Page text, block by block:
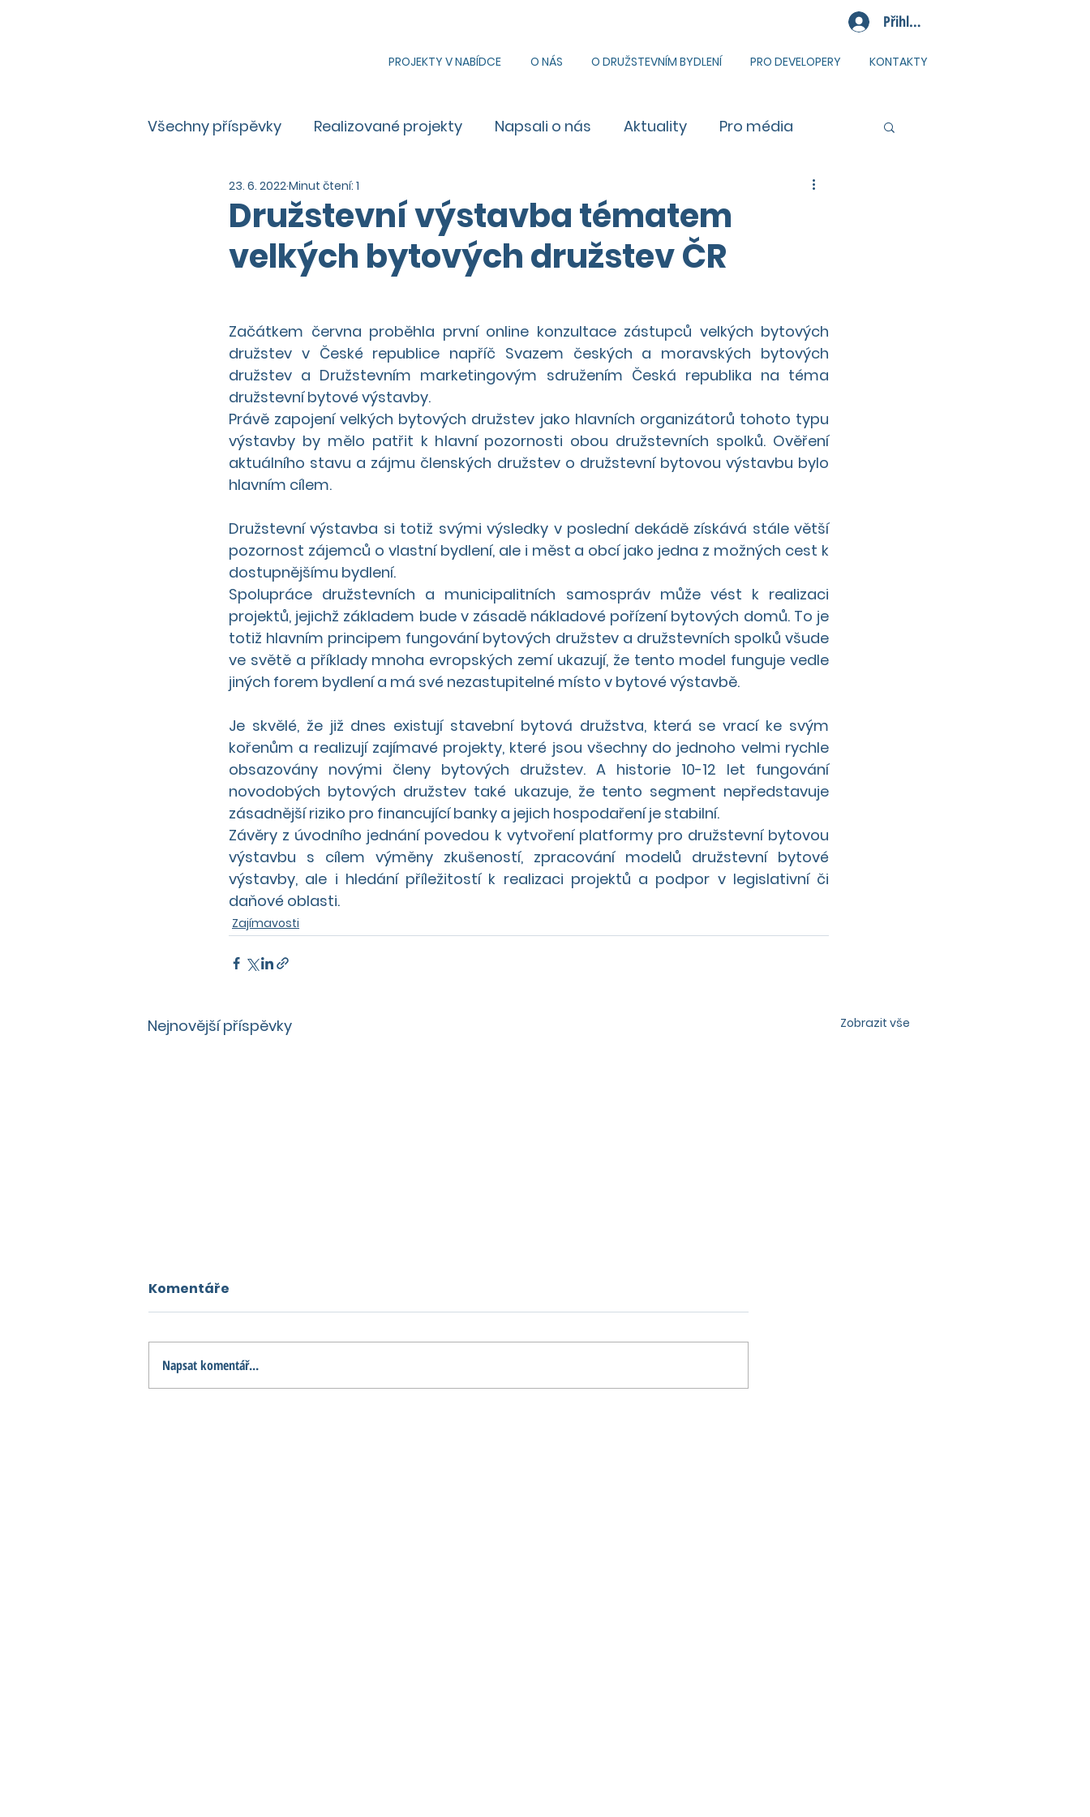
PROJEKTY V NABÍDCE O NÁS O DRUŽSTEVNÍM BYDLENÍ PRO DEVELOPERY KONTAKTY
Přihlásit se
Všechny příspěvky Realizované projekty Napsali o nás Aktuality Pro média
Zajímavosti Aktuality
Družstevní výstavba tématem
velkých bytových družstev ČR
23. 6. 2022Minut čtení: 1
Začátkem června proběhla první online konzultace zástupců velkých bytových
družstev v České republice napříč Svazem českých a moravských bytových
družstev a Družstevním marketingovým sdružením Česká republika na téma
družstevní bytové výstavby.
Právě zapojení velkých bytových družstev jako hlavních organizátorů tohoto typu
výstavby by mělo patřit k hlavní pozornosti obou družstevních spolků. Ověření
aktuálního stavu a zájmu členských družstev o družstevní bytovou výstavbu bylo
hlavním cílem.
Družstevní výstavba si totiž svými výsledky v poslední dekádě získává stále větší
pozornost zájemců o vlastní bydlení, ale i měst a obcí jako jedna z možných cest k
dostupnějšímu bydlení.
Spolupráce družstevních a municipalitních samospráv může vést k realizaci
projektů, jejichž základem bude v zásadě nákladové pořízení bytových domů. To je
totiž hlavním principem fungování bytových družstev a družstevních spolků všude
ve světě a příklady mnoha evropských zemí ukazují, že tento model funguje vedle
jiných forem bydlení a má své nezastupitelné místo v bytové výstavbě.
Je skvělé, že již dnes existují stavební bytová družstva, která se vrací ke svým
kořenům a realizují zajímavé projekty, které jsou všechny do jednoho velmi rychle
obsazovány novými členy bytových družstev. A historie 10-12 let fungování
novodobých bytových družstev také ukazuje, že tento segment nepředstavuje
zásadnější riziko pro financující banky a jejich hospodaření je stabilní.
Závěry z úvodního jednání povedou k vytvoření platformy pro družstevní bytovou
výstavbu s cílem výměny zkušeností, zpracování modelů družstevní bytové
výstavby, ale i hledání příležitostí k realizaci projektů a podpor v legislativní či
daňové oblasti.
Zajímavosti
Nejnovější příspěvky Zobrazit vše
Komentáře
Napsat komentář...